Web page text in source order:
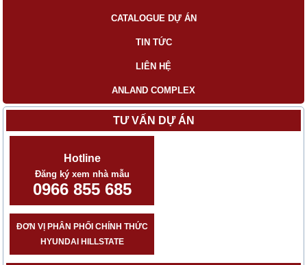
CATALOGUE DỰ ÁN
TIN TỨC
LIÊN HỆ
ANLAND COMPLEX
TƯ VẤN DỰ ÁN
Hotline
Đăng ký xem nhà mẫu
0966 855 685
ĐƠN VỊ PHÂN PHỐI CHÍNH THỨC
HYUNDAI HILLSTATE